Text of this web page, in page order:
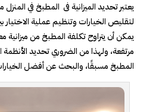
يعتبر تحديد الميزانية فى المطبخ في
لتقليص الخيارات وتنظيم عملية الاختيار
يمكن أن يتراوح تكلفة المطبخ من ميزانية
مرتفعة، ولهذا من الضروري تحديد الأنظمة
المطبخ مسبقًا، والبحث عن أفضل